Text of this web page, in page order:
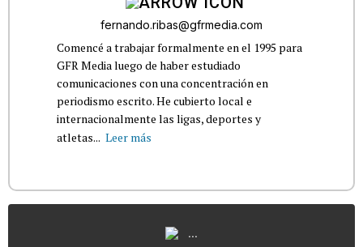
fernando.ribas@gfrmedia.com
Comencé a trabajar formalmente en el 1995 para
GFR Media luego de haber estudiado
comunicaciones con una concentración en
periodismo escrito. He cubierto local e
internacionalmente las ligas, deportes y
atletas... Leer más
...